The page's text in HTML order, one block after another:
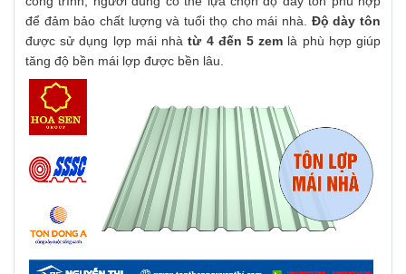
để đảm bảo chất lượng và tuổi thọ cho mái nhà. Độ dày tôn
được sử dụng lợp mái nhàtừ 4 đến 5 zem là phù hợp giúp
tăng độ bền mái lợp được bền lâu.